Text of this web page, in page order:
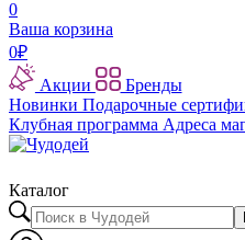
0
Ваша корзина
0₽
Акции
Бренды
Новинки Подарочные
Клубная программа Адреса
Каталог